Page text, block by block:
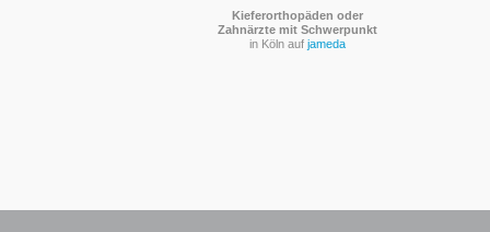
Kieferorthopäden oder
Zahnärzte mit Schwerpunkt
in Köln auf jameda